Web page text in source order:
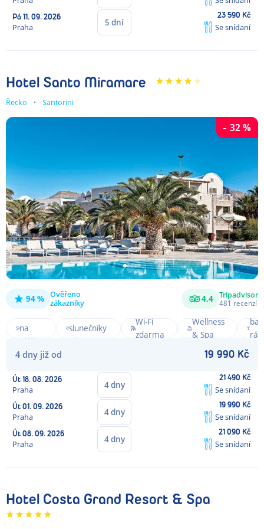
Pá11. 09. 2026
Praha 5 dní
23 590 Kč
Se snídaní
Hotel Santo Miramare
Řecko Santorini
- 32%
94 % Ověřeno
zákazníky
4,4 Tripadvisor
481 recenzí
na
pláži
slunečníky
zdarma
Wi-Fi
zdarma
Wellness
& Spa
4dny již od 19 990 Kč
Út18. 08. 2026
Praha 4dny
21 490 Kč
Se snídaní
Út01. 09. 2026
Praha 4dny
19 990 Kč
Se snídaní
Út08. 09. 2026
Praha 4dny
21 090 Kč
Se snídaní
Hotel Costa Grand Resort & Spa